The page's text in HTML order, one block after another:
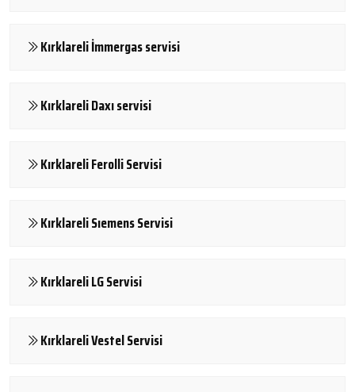
Kırklareli İmmergas servisi
Kırklareli Daxı servisi
Kırklareli Ferolli Servisi
Kırklareli Sıemens Servisi
Kırklareli LG Servisi
Kırklareli Vestel Servisi